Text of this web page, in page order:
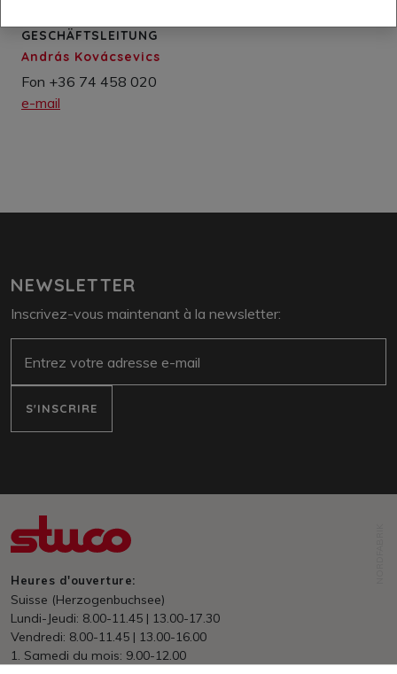
GESCHÄFTSLEITUNG
András Kovácsevics
Fon +36 74 458 020
e-mail
NEWSLETTER
Inscrivez-vous maintenant à la newsletter:
S'INSCRIRE
Heures d'ouverture:
Suisse (Herzogenbuchsee)
Lundi-Jeudi: 8.00-11.45 | 13.00-17.30
Vendredi: 8.00-11.45 | 13.00-16.00
1. Samedi du mois: 9.00-12.00